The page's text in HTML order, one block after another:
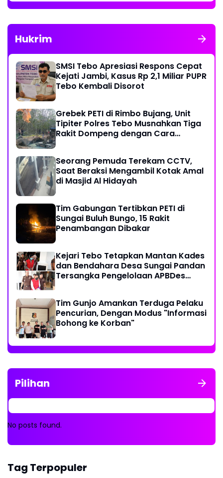
Hukrim
SMSI Tebo Apresiasi Respons Cepat
Kejati Jambi, Kasus Rp 2,1 Miliar PUPR
Tebo Kembali Disorot
Grebek PETI di Rimbo Bujang, Unit
Tipiter Polres Tebo Musnahkan Tiga
Rakit Dompeng dengan Cara
Seorang Pemuda Terekam CCTV,
Saat Beraksi Mengambil Kotak Amal
di Masjid Al Hidayah
Tim Gabungan Tertibkan PETI di
Sungai Buluh Bungo, 15 Rakit
Penambangan Dibakar
Kejari Tebo Tetapkan Mantan Kades
dan Bendahara Desa Sungai Pandan
Tersangka Pengelolaan APBDes
Tim Gunjo Amankan Terduga Pelaku
Pencurian, Dengan Modus "Informasi
Bohong ke Korban"
Pilihan
No posts found.
Tag Terpopuler